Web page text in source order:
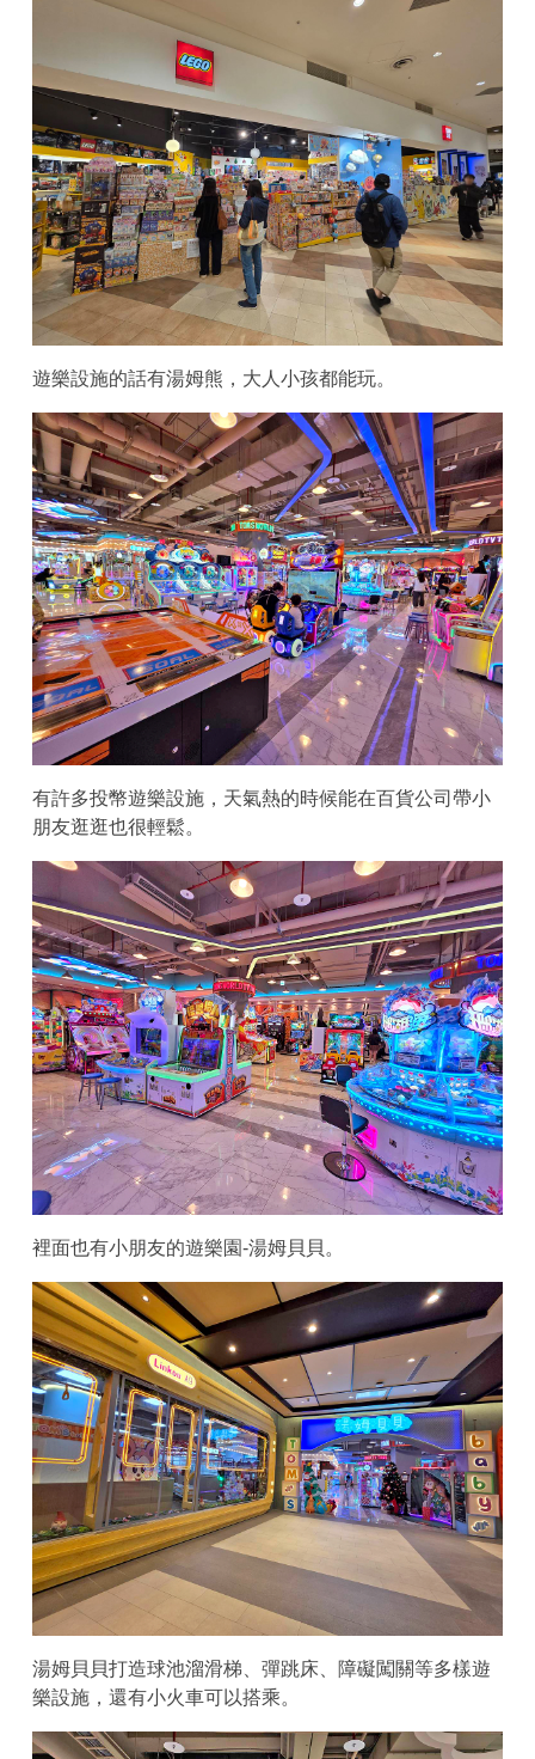
遊樂設施的話有湯姆熊，大人小孩都能玩。
有許多投幣遊樂設施，天氣熱的時候能在百貨公司帶小
朋友逛逛也很輕鬆。
裡面也有小朋友的遊樂園-湯姆貝貝。
湯姆貝貝打造球池溜滑梯、彈跳床、障礙闖關等多樣遊
樂設施，還有小火車可以搭乘。